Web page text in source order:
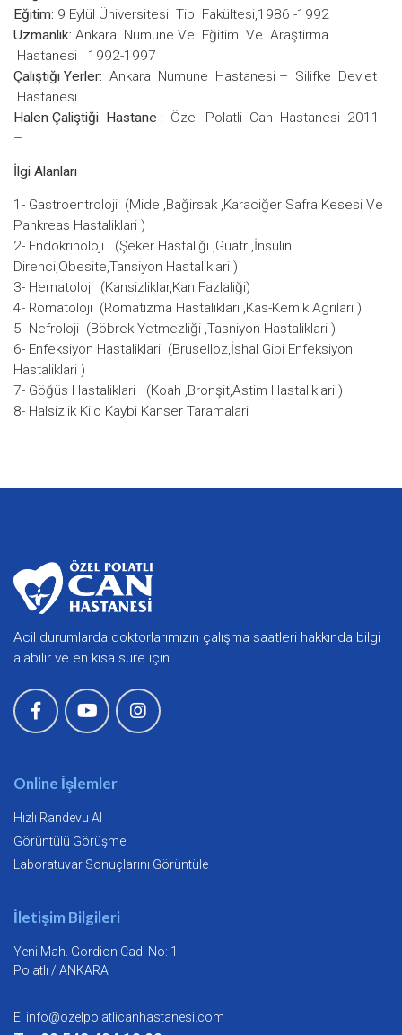
Eğitim: 9 Eylül Üniversitesi Tip Fakültesi,1986 -1992
Uzmanlık: Ankara Numune Ve Eğitim Ve Araştirma
Hastanesi 1992-1997
Çalıştiğı Yerler: Ankara Numune Hastanesi – Silifke Devlet
Hastanesi
Halen Çaliştiği Hastane : Özel Polatli Can Hastanesi 2011
–
İlgi Alanları
1- Gastroentroloji (Mide ,Bağirsak ,Karaciğer Safra Kesesi Ve
Pankreas Hastaliklari )
2- Endokrinoloji (Şeker Hastaliği ,Guatr ,İnsülin
Direnci,Obesite,Tansiyon Hastaliklari )
3- Hematoloji (Kansizliklar,Kan Fazlaliği)
4- Romatoloji (Romatizma Hastaliklari ,Kas-Kemik Agrilari )
5- Nefroloji (Böbrek Yetmezliği ,Tasniyon Hastaliklari )
6- Enfeksiyon Hastaliklari (Bruselloz,İshal Gibi Enfeksiyon
Hastaliklari )
7- Göğüs Hastaliklari (Koah ,Bronşit,Astim Hastaliklari )
8- Halsizlik Kilo Kaybi Kanser Taramalari
Acil durumlarda doktorlarımızın çalışma saatleri hakkında bilgi
alabilir ve en kısa süre için
Online İşlemler
Hızlı Randevu Al
Görüntülü Görüşme
Laboratuvar Sonuçlarını Görüntüle
İletişim Bilgileri
Yeni Mah. Gordion Cad. No: 1
Polatlı / ANKARA
E: info@ozelpolatlicanhastanesi.com